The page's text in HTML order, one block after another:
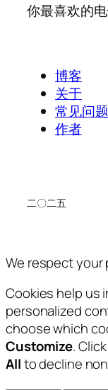
你最喜欢的
博客
关于
常见问题
作者
二〇二五
We respect your
Cookies help us
personalized
choose which
Customize.
Allto decline